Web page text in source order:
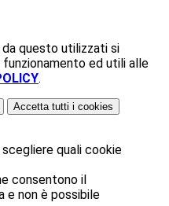
questo utilizzati si
ed utili alle
.
Accetta tutti i cookies
quali cookie
consentono il
e non è possibile